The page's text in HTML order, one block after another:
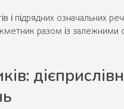
і підрядних означальних
разом із